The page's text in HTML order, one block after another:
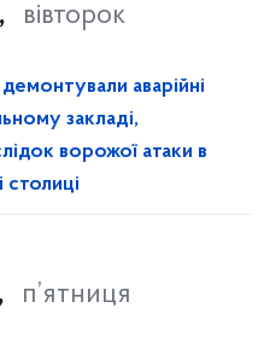
вівторок
аварійні
закладі,
ворожої атаки в
п’ятниця